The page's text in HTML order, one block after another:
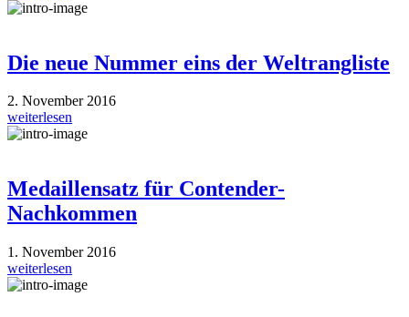
Die neue Nummer eins der Weltrangliste
2. November 2016
weiterlesen
Medaillensatz für Contender-
Nachkommen
1. November 2016
weiterlesen